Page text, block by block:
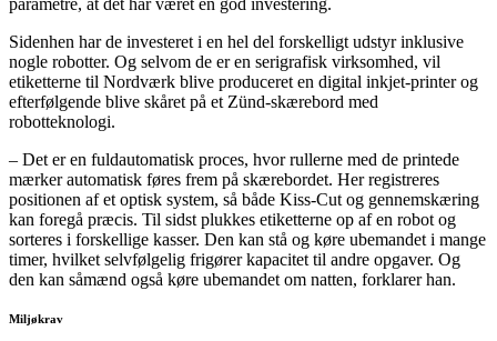
Sidenhen har de investeret i en hel del forskelligt udstyr inklusive
nogle robotter. Og selvom de er en serigrafisk virksomhed, vil
etiketterne til Nordværk blive produceret en digital inkjet-printer og
efterfølgende blive skåret på et Zünd-skærebord med
robotteknologi.
– Det er en fuldautomatisk proces, hvor rullerne med de printede
mærker automatisk føres frem på skærebordet. Her registreres
positionen af et optisk system, så både Kiss-Cut og gennemskæring
kan foregå præcis. Til sidst plukkes etiketterne op af en robot og
sorteres i forskellige kasser. Den kan stå og køre ubemandet i mange
timer, hvilket selvfølgelig frigører kapacitet til andre opgaver. Og
den kan såmænd også køre ubemandet om natten, forklarer han.
Miljøkrav